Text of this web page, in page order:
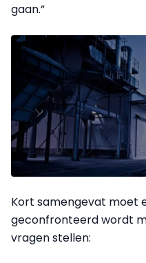
gaan.”
Kort samengevat moet
geconfronteerd wordt
vragen stellen: